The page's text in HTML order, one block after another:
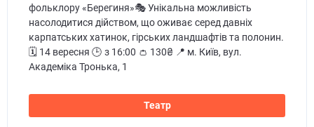
фольклору «Берегиня»🎭 Унікальна можливість
насолодитися дійством, що оживає серед давніх
карпатських хатинок, гірських ландшафтів та полонин.
🗓️ 14 вересня 🕒 з 16:00 👛 130₴ 📍 м. Київ, вул.
Академіка Тронька, 1
Театр